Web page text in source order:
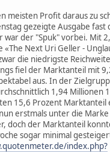
meisten Profit daraus zu
gezeigte Ausgabe fast
war der "Spuk" vorbei. Mit
«The Next Uri Geller -
die niedrigste
fiel der Marktanteil mit
aus. In der
1,94 Millionen
15,6 Prozent Marktanteil
erstmals unter die
doch der Marktanteil
sogar minimal
index.php?